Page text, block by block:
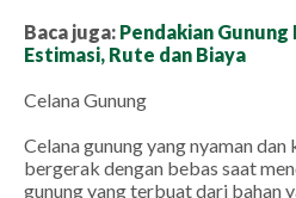
Baca juga: Pendakian
Estimasi, Rute dan Biaya
Celana Gunung
Celana gunung yang nyaman
bergerak dengan bebas saat
gunung yang terbuat dari bahan